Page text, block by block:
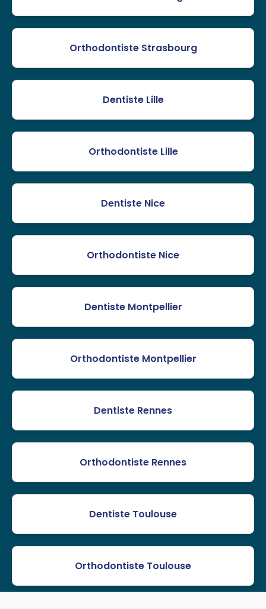
Orthodontiste Strasbourg
Dentiste Lille
Orthodontiste Lille
Dentiste Nice
Orthodontiste Nice
Dentiste Montpellier
Orthodontiste Montpellier
Dentiste Rennes
Orthodontiste Rennes
Dentiste Toulouse
Orthodontiste Toulouse